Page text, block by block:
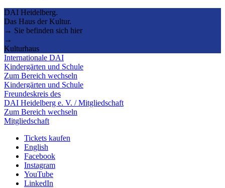
DAI Heidelberg.
Das Haus der Kultur.
→ Sie befinden sich hier
→
Kulturhaus
Internationale DAI
Kindergärten und Schule
Zum Bereich wechseln
Kindergärten und Schule
Freundeskreis des
DAI Heidelberg e. V. / Mitgliedschaft
Zum Bereich wechseln
Mitgliedschaft
Tickets kaufen
English
Facebook
Instagram
YouTube
LinkedIn